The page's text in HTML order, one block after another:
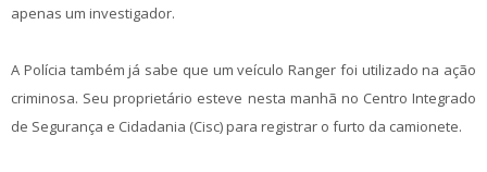
apenas um investigador.
A Polícia também já sabe que um veículo Ranger foi utilizado na ação
criminosa. Seu proprietário esteve nesta manhã no Centro Integrado
de Segurança e Cidadania (Cisc) para registrar o furto da camionete.